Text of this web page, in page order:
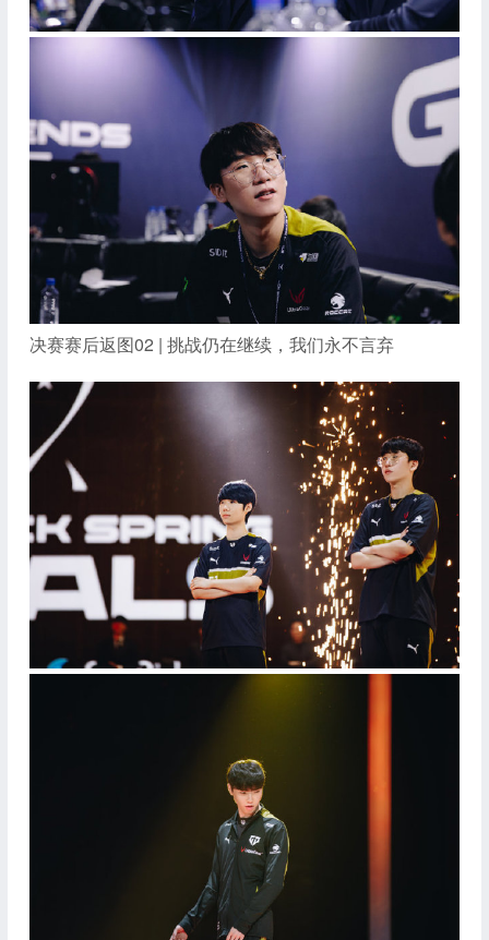
决赛赛后返图02 | 挑战仍在继续，我们永不言弃